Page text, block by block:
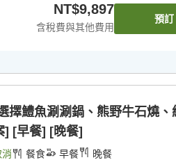
NT$9,897
含稅費與其他費用
預訂
擇鱧魚涮涮鍋、熊野牛石燒、
] [早餐] [晚餐]
餐食 早餐 晚餐